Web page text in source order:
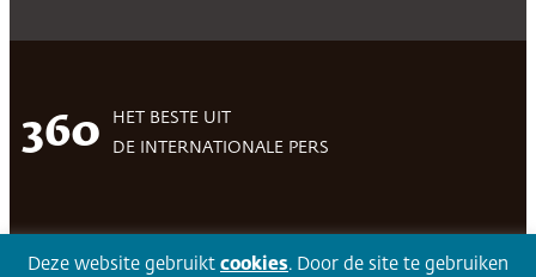
360
HET BESTE UIT
DE INTERNATIONALE PERS
Volg 360Facebook LinkedIn Twitter
Deze website gebruikt cookies. Door de site te gebruiken